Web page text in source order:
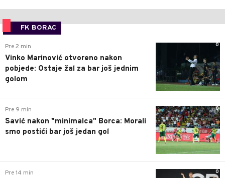
FK BORAC
0
Pre 2 min
Vinko Marinović otvoreno nakon
pobjede: Ostaje žal za bar još jednim
golom
0
Pre 9 min
Savić nakon "minimalca" Borca: Morali
smo postići bar još jedan gol
0
Pre 14 min